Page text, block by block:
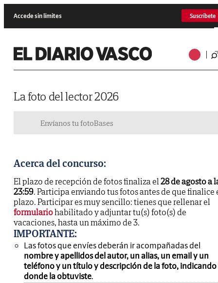
Accede sin límites Suscríbete
La foto del lector 2026
Envíanos tu fotoBases
Acerca del concurso:
El plazo de recepción de fotos finaliza el28 de agosto a
23:59. Participa enviando tus fotos antes de que finalice
plazo. Participar es muy sencillo: tienes que rellenar el
formulariohabilitado y adjuntar tu(s) foto(s) de
vacaciones, hasta un máximo de 3.
IMPORTANTE:
Las fotos que envíes deberán ir acompañadas del
nombre y apellidos del autor, un alias, un email y un
teléfono y un título y descripción de la foto, indicando
donde la obtuviste.